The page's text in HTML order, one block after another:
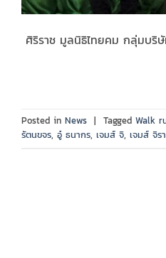
ศิริราช มูลนิธิไทยคม กลุ่มบริ
Posted in News | Tagged Walk
รัตนขจร, อู๋ ธนากร, เจมส์ จิ, เจมส์ จิร